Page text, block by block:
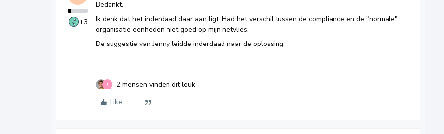
+3
Bedankt.
Ik denk dat het inderdaad daar aan ligt. Had het verschil tussen de compliance en de "normale"
organisatie eenheden niet goed op mijn netvlies.
De suggestie van Jenny leidde inderdaad naar de oplossing.
J
2 mensen vinden dit leuk
Like